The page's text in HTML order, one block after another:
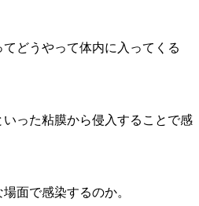
どうやって体内に入ってくる
った粘膜から侵入することで感
面で感染するのか。